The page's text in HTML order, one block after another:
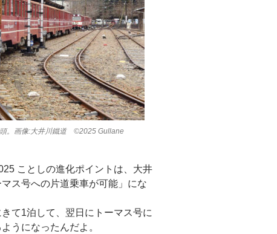
。画像:大井川鐵道 ©2025 Gullane
ことしの進化ポイントは、大井
ス号への片道乗車が可能」にな
て1泊して、翌日にトーマス号に
うになったんだよ。